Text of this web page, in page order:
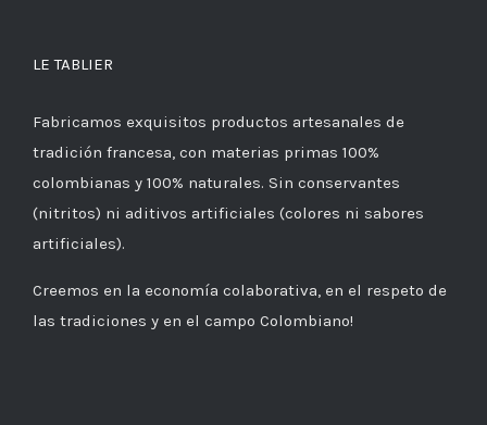
LE TABLIER
Fabricamos exquisitos productos artesanales de
tradición francesa, con materias primas 100%
colombianas y 100% naturales. Sin conservantes
(nitritos) ni aditivos artificiales (colores ni sabores
artificiales).
Creemos en la economía colaborativa, en el respeto de
las tradiciones y en el campo Colombiano!